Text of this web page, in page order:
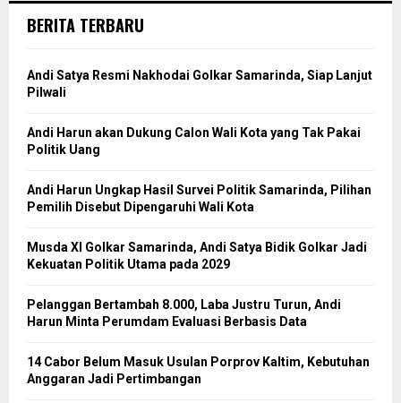
BERITA TERBARU
Andi Satya Resmi Nakhodai Golkar Samarinda, Siap Lanjut
Pilwali
Andi Harun akan Dukung Calon Wali Kota yang Tak Pakai
Politik Uang
Andi Harun Ungkap Hasil Survei Politik Samarinda, Pilihan
Pemilih Disebut Dipengaruhi Wali Kota
Musda XI Golkar Samarinda, Andi Satya Bidik Golkar Jadi
Kekuatan Politik Utama pada 2029
Pelanggan Bertambah 8.000, Laba Justru Turun, Andi
Harun Minta Perumdam Evaluasi Berbasis Data
14 Cabor Belum Masuk Usulan Porprov Kaltim, Kebutuhan
Anggaran Jadi Pertimbangan